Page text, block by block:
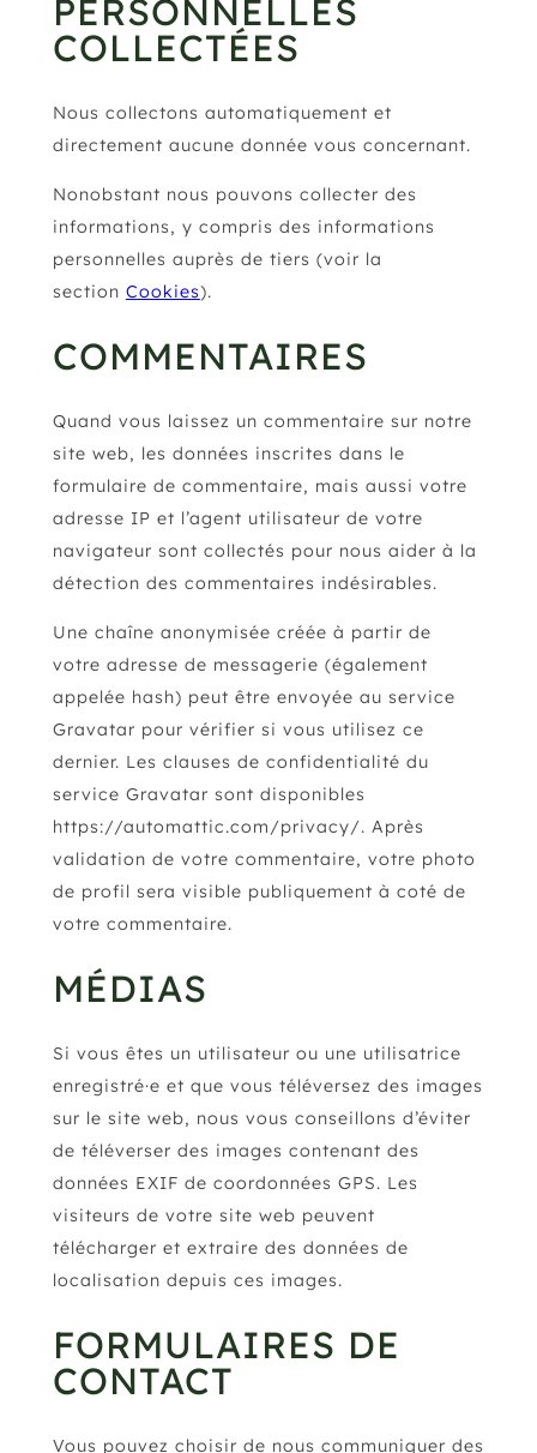
PERSONNELLES
COLLECTÉES
Nous collectons automatiquement et
directement aucune donnée vous concernant.
Nonobstant nous pouvons collecter des
informations, y compris des informations
personnelles auprès de tiers (voir la
section Cookies).
COMMENTAIRES
Quand vous laissez un commentaire sur notre
site web, les données inscrites dans le
formulaire de commentaire, mais aussi votre
adresse IP et l’agent utilisateur de votre
navigateur sont collectés pour nous aider à la
détection des commentaires indésirables.
Une chaîne anonymisée créée à partir de
votre adresse de messagerie (également
appelée hash) peut être envoyée au service
Gravatar pour vérifier si vous utilisez ce
dernier. Les clauses de confidentialité du
service Gravatar sont disponibles
https://automattic.com/privacy/. Après
validation de votre commentaire, votre photo
de profil sera visible publiquement à coté de
votre commentaire.
MÉDIAS
Si vous êtes un utilisateur ou une utilisatrice
enregistré·e et que vous téléversez des images
sur le site web, nous vous conseillons d’éviter
de téléverser des images contenant des
données EXIF de coordonnées GPS. Les
visiteurs de votre site web peuvent
télécharger et extraire des données de
localisation depuis ces images.
FORMULAIRES DE
CONTACT
Vous pouvez choisir de nous communiquer des